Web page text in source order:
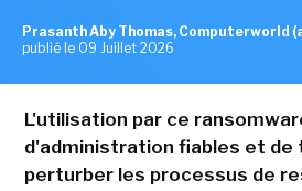
Prasanth Aby Thomas, Computerworld
publié le 09 Juillet 2026
L'utilisation par ce
d'administration fiables et de
perturber les processus de